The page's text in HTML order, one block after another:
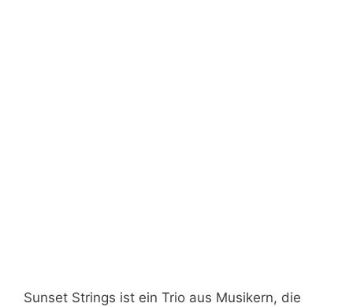
Sunset Strings ist ein Trio aus Musikern, die